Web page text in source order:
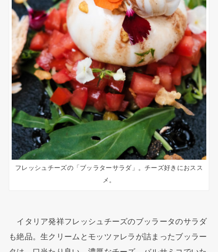
フレッシュチーズの「ブッラターサラダ」。チーズ好きにおスス
メ。
イタリア発祥フレッシュチーズのブッラータのサラダ
も絶品。生クリームとモッツァレラが詰まったブッラー